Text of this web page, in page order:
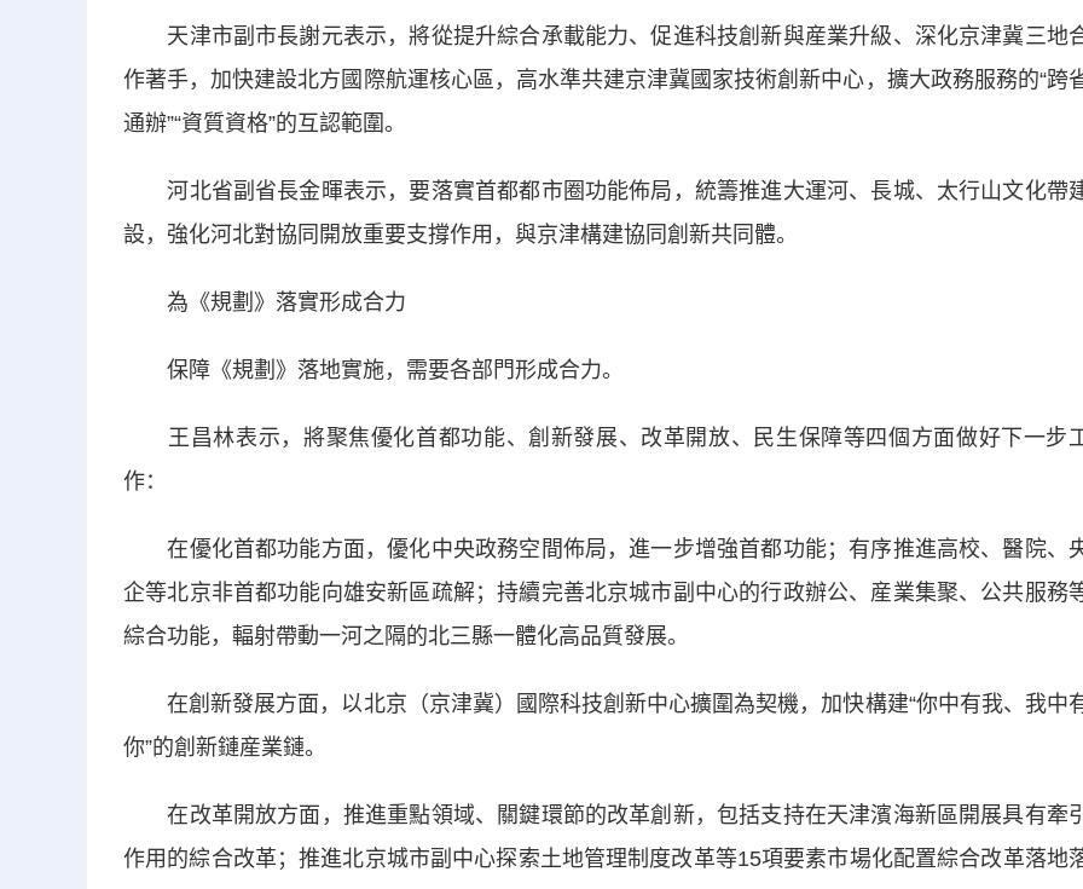
天津市副市長謝元表示，將從提升綜合承載能力、促進科技創新與産業升級、深化京津冀三地
作著手，加快建設北方國際航運核心區，高水準共建京津冀國家技術創新中心，擴大政務服務的“跨
通辦”“資質資格”的互認範圍。
河北省副省長金暉表示，要落實首都都市圈功能佈局，統籌推進大運河、長城、太行山文化帶
設，強化河北對協同開放重要支撐作用，與京津構建協同創新共同體。
為《規劃》落實形成合力
保障《規劃》落地實施，需要各部門形成合力。
王昌林表示，將聚焦優化首都功能、創新發展、改革開放、民生保障等四個方面做好下一步
作：
在優化首都功能方面，優化中央政務空間佈局，進一步增強首都功能；有序推進高校、醫院、
企等北京非首都功能向雄安新區疏解；持續完善北京城市副中心的行政辦公、産業集聚、公共服務
綜合功能，輻射帶動一河之隔的北三縣一體化高品質發展。
在創新發展方面，以北京（京津冀）國際科技創新中心擴圍為契機，加快構建“你中有我、我中
你”的創新鏈産業鏈。
在改革開放方面，推進重點領域、關鍵環節的改革創新，包括支持在天津濱海新區開展具有牽引
作用的綜合改革；推進北京城市副中心探索土地管理制度改革等15項要素市場化配置綜合改革落地